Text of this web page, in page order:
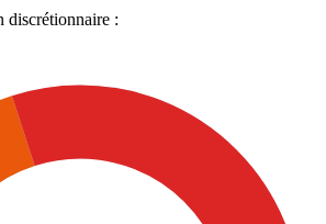
discrétionnaire :